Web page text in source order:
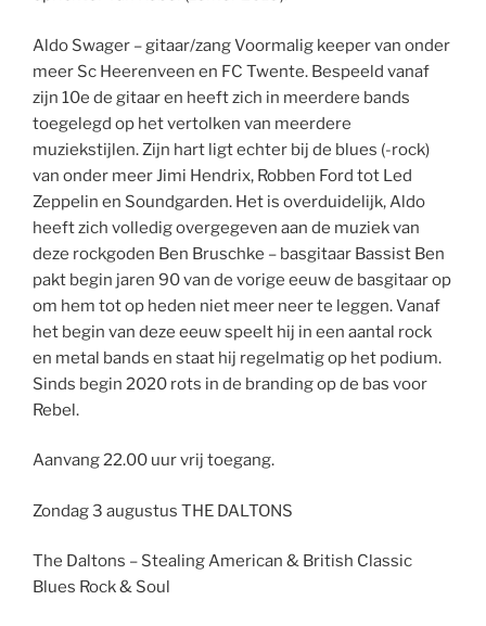
Aldo Swager – gitaar/zang Voormalig keeper van onder
meer Sc Heerenveen en FC Twente. Bespeeld vanaf
zijn 10e de gitaar en heeft zich in meerdere bands
toegelegd op het vertolken van meerdere
muziekstijlen. Zijn hart ligt echter bij de blues (-rock)
van onder meer Jimi Hendrix, Robben Ford tot Led
Zeppelin en Soundgarden. Het is overduidelijk, Aldo
heeft zich volledig overgegeven aan de muziek van
deze rockgoden Ben Bruschke – basgitaar Bassist Ben
pakt begin jaren 90 van de vorige eeuw de basgitaar op
om hem tot op heden niet meer neer te leggen. Vanaf
het begin van deze eeuw speelt hij in een aantal rock
en metal bands en staat hij regelmatig op het podium.
Sinds begin 2020 rots in de branding op de bas voor
Rebel.
Aanvang 22.00 uur vrij toegang.
Zondag 3 augustus THE DALTONS
The Daltons – Stealing American & British Classic
Blues Rock & Soul